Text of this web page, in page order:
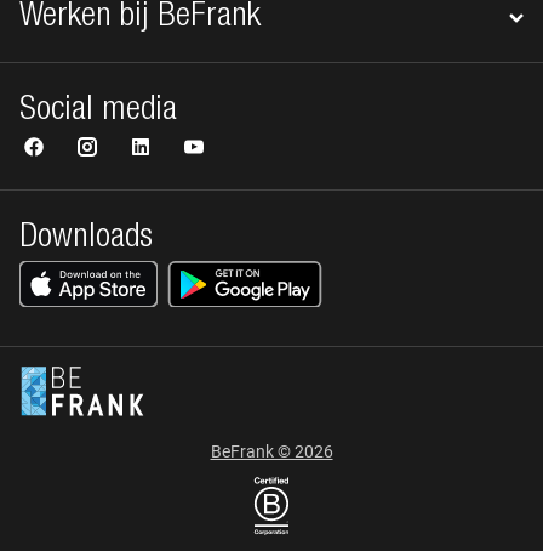
Werken bij BeFrank
Downloads
Social media
BeFrank © 2026